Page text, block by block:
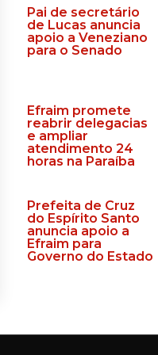
Pai de secretário
de Lucas anuncia
apoio a Veneziano
para o Senado
Efraim promete
reabrir delegacias
e ampliar
atendimento 24
horas na Paraíba
Prefeita de Cruz
do Espírito Santo
anuncia apoio a
Efraim para
Governo do Estado